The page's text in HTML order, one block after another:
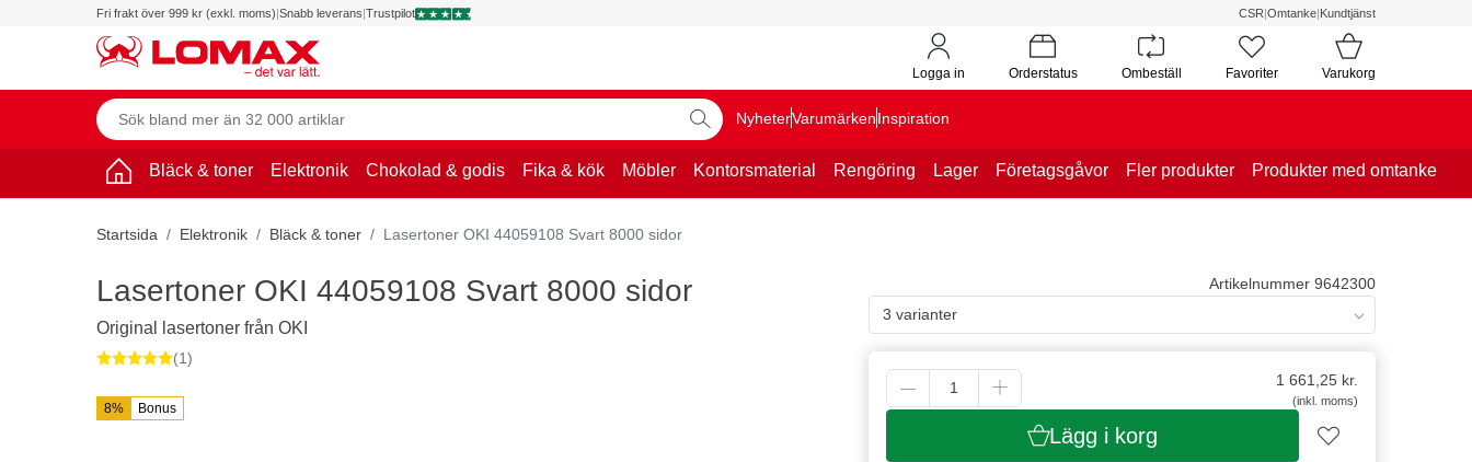
Fri frakt över 999 kr (exkl. moms)|Snabb leverans|Trustpilot CSR|Omtanke|Kundtjänst
Logga in Orderstatus Ombeställ Favoriter Varukorg
NyheterVarumärkenInspiration
Bläck & toner Elektronik Chokolad & godis Fika & kök Möbler Kontorsmaterial Rengöring Lager Företagsgåvor Fler produkter Produkter med omtanke
Startsida Elektronik Bläck & toner Lasertoner OKI 44059108 Svart 8000 sidor
8% Bonus
Artikelnummer 9642300
3 varianter
1 661,25kr.
(inkl. moms)
Lägg i korg
Lasertoner OKI 44059108 Svart 8000 sidor
Original lasertoner från OKI
(1)